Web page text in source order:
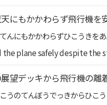
にもかかわらず飛行機を
んにもかかわらずひこうきを
plane safely despite the
望デッキから飛行機の離
うのてんぼうでっきからひこ